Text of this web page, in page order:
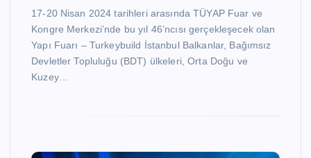
17-20 Nisan 2024 tarihleri arasında TÜYAP Fuar ve
Kongre Merkezi’nde bu yıl 46’ncısı gerçekleşecek olan
Yapı Fuarı – Turkeybuild İstanbul Balkanlar, Bağımsız
Devletler Topluluğu (BDT) ülkeleri, Orta Doğu ve
Kuzey…